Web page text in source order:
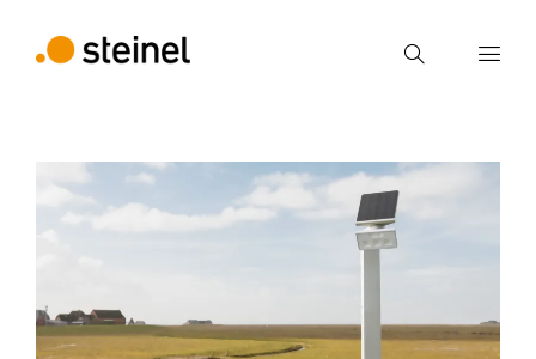
Recherche
Entrer critère de recherche